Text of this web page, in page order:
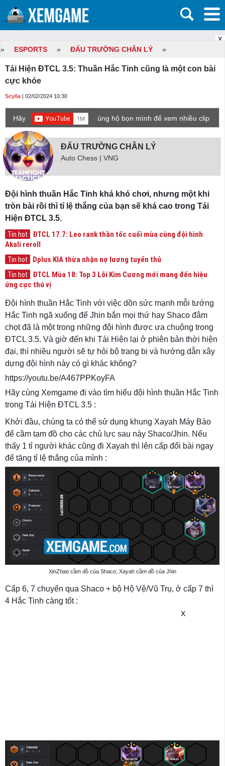
X
» ESPORTS » ĐẤU TRƯỜNG CHÂN LÝ »
Tái Hiện ĐTCL 3.5: Thuần Hắc Tinh cũng là một con bài
cực khỏe
Scylla | 02/02/2024 10:30
Hãy
ủng hộ bọn mình để xem nhiều clip
game mới hơn nhé!
ĐẤU TRƯỜNG CHÂN LÝ
Auto Chess | VNG
Đội hình thuần Hắc Tinh khá khó chơi, nhưng một khi
tròn bài rồi thì tỉ lệ thắng của bạn sẽ khá cao trong Tái
Hiện ĐTCL 3.5.
Tin hot
ĐTCL 17.7: Leo rank thần tốc cuối mùa cùng đội hình
Akali reroll
Tin hot Dplus KIA thừa nhận nợ lương tuyển thủ
Tin hot
ĐTCL Mùa 18: Top 3 Lõi Kim Cương mới mang đến hiệu
ứng cực thú vị
Đội hình thuần Hắc Tinh với việc dồn sức mạnh mỗi tướng
Hắc Tinh ngã xuống để Jhin bắn mọi thứ hay Shaco đâm
chọt đã là một trong những đội hình được ưa chuộng trong
ĐTCL 3.5. Và giờ đến khi Tái Hiện lại ở phiên bản thời hiện
đại, thì nhiều người sẽ tự hỏi bộ trang bị và hướng dẫn xây
dựng đội hình này có gì khác không?
https://youtu.be/A467PPKoyFA
Hãy cùng Xemgame đi vào tìm hiểu đội hình thuần Hắc Tinh
trong Tái Hiện ĐTCL 3.5 :
Khởi đầu, chúng ta có thể sử dụng khung Xayah Máy Bào
để cầm tạm đồ cho các chủ lực sau này Shaco/Jhin. Nếu
thấy 1 tỉ người khác cũng đi Xayah thì lên cấp đổi bài ngay
để tăng tỉ lệ thắng của mình :
XinZhao cầm đồ của Shaco, Xayah cầm đồ của Jhin
Cấp 6, 7 chuyển qua Shaco + bộ Hộ Vệ/Vũ Trụ, ở cấp 7 thì
4 Hắc Tinh càng tốt :
X